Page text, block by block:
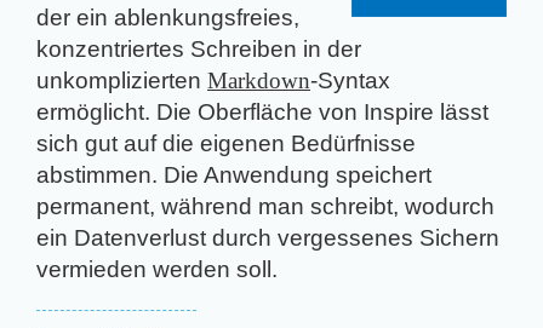
der ein ablenkungsfreies,
konzentriertes Schreiben in der
unkomplizierten Markdown-Syntax
ermöglicht. Die Oberfläche von Inspire lässt
sich gut auf die eigenen Bedürfnisse
abstimmen. Die Anwendung speichert
permanent, während man schreibt, wodurch
ein Datenverlust durch vergessenes Sichern
vermieden werden soll.